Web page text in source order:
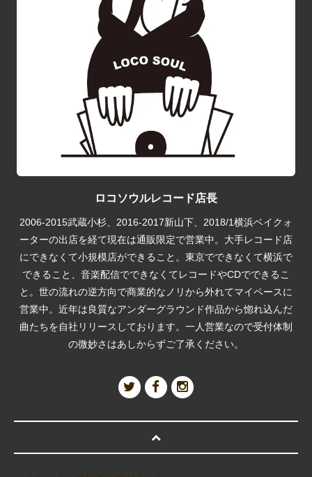
ロコソウルレコード店長
2006-2015武蔵小杉、2016-2017新山下、2018/1横浜ベイクォ
ーターの出店を経て現在は通販限定で営業中。大手レコード店
にできなくて小規模店ができること。東京でできなくて横浜で
できること、音楽配信でできなくてレコードやCDでできるこ
と。世の流れの逆方向で商業的なノリから外れてマイペースに
営業中。近年は良質なアンダーグラウンド作品から惚れ込んだ
曲たちを自社リリースしております。一人営業なので受付体制
の微妙さはあしからずご了承ください。